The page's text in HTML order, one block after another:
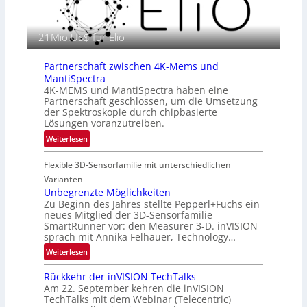
a
f
i
e
n
L
u
f
t
-
u
R
a
u
m
f
a
h
r
t
t
n
E
M
E
A
-
R
e
g
i
o
n
21Mio.US$ für Elio
Partnerschaft zwischen 4K-Mems und
MantiSpectra
4K-MEMS und MantiSpectra haben eine
Partnerschaft geschlossen, um die Umsetzung
der Spektroskopie durch chipbasierte
Lösungen voranzutreiben.
Weiterlesen:
P
a
t
n
e
r
s
c
h
a
f
Flexible 3D-Sensorfamilie mit unterschiedlichen
Varianten
Unbegrenzte Möglichkeiten
Zu Beginn des Jahres stellte Pepperl+Fuchs ein
neues Mitglied der 3D-Sensorfamilie
SmartRunner vor: den Measurer 3-D. inVISION
sprach mit Annika Felhauer, Technology…
Weiterlesen:
U
n
b
e
Rückkehr der inVISION TechTalks
Am 22. September kehren die inVISION
TechTalks mit dem Webinar (Telecentric)